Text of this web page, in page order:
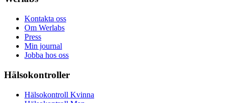
Kontakta oss
Om Werlabs
Press
Min journal
Jobba hos oss
Hälsokontroller
Hälsokontroll Kvinna